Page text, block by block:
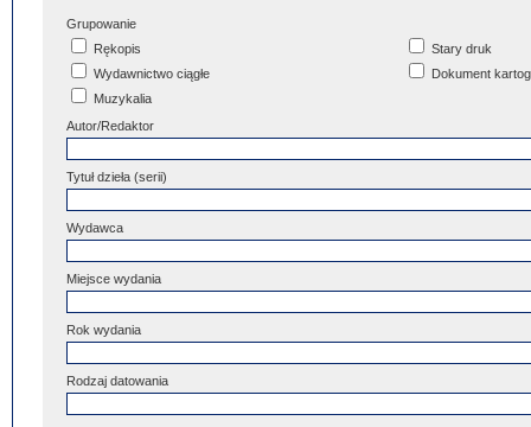
Grupowanie
Rękopis
Stary druk
Wydawnictwo ciągłe
Dokument
Muzykalia
Autor/Redaktor
Tytuł dzieła (serii)
Wydawca
Miejsce wydania
Rok wydania
Rodzaj datowania